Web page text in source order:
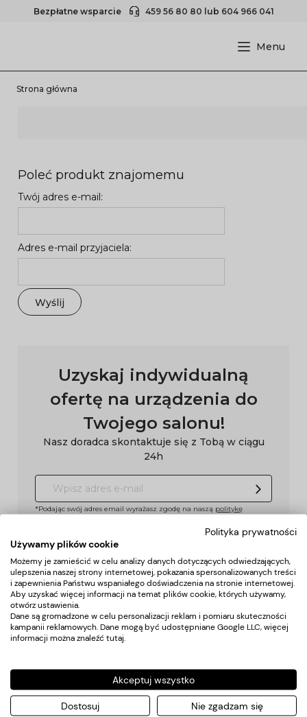
Bezpłatne wsparcie 459 56 80 80 lub 604 966 041
Strona główna
Poleć produkt znajomemu
Twój adres e-mail:
Adres e-mail przyjaciela:
Wyślij
Uzyskaj indywidualną
ofertę na urządzenia do
Twojego salonu!
Nasz doradca skontaktuje się z Tobą w ciągu
24h
*Podając swój adres email wyrażasz zgodę na naszą politykę
prywatności
Pomoc
Moje konto
Płatności
Producenci
Polityka prywatności
Używamy plików cookie
Możemy je zamieścić w celu analizy danych dotyczących odwiedzających,
ulepszenia naszej strony internetowej, pokazania spersonalizowanych treści
i zapewnienia Państwu wspaniałego doświadczenia na stronie internetowej.
Aby uzyskać więcej informacji na temat plików cookie, których używamy,
otwórz ustawienia.
Dane są gromadzone w celu personalizacji reklam i pomiaru skuteczności
kampanii reklamowych. Dane mogą być udostępniane Google LLC, więcej
informacji można znaleźć tutaj.
Akceptuj wszystko
Dostosuj Nie zgadzam się